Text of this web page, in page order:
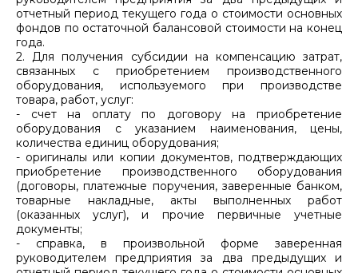
отчетный период текущего года о стоимости основных
фондов по остаточной балансовой стоимости на конец
года.
2. Для получения субсидии на компенсацию затрат,
связанных с приобретением производственного
оборудования, используемого при производстве
товара, работ, услуг:
- счет на оплату по договору на приобретение
оборудования с указанием наименования, цены,
количества единиц оборудования;
- оригиналы или копии документов, подтверждающих
приобретение производственного оборудования
(договоры, платежные поручения, заверенные банком,
товарные накладные, акты выполненных работ
(оказанных услуг), и прочие первичные учетные
документы;
- справка, в произвольной форме заверенная
руководителем предприятия за два предыдущих и